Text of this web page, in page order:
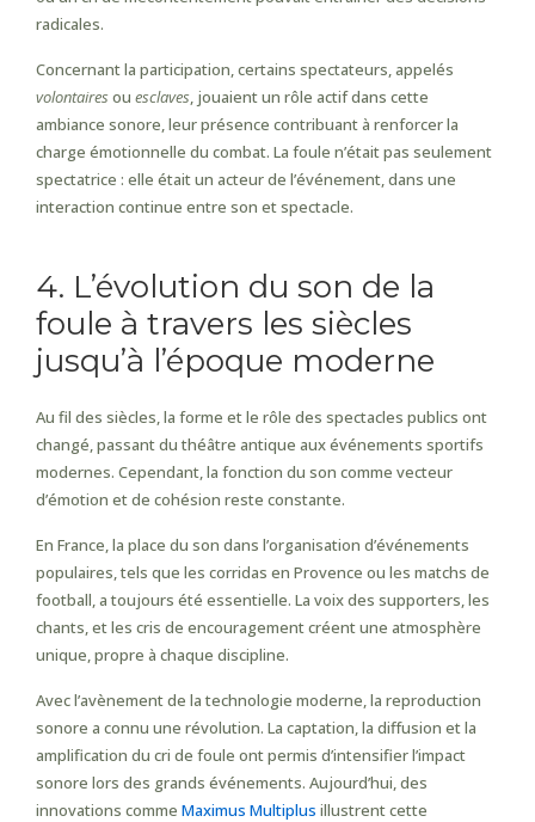
radicales.
Concernant la participation, certains spectateurs, appelés
volontaires ou esclaves, jouaient un rôle actif dans cette
ambiance sonore, leur présence contribuant à renforcer la
charge émotionnelle du combat. La foule n’était pas seulement
spectatrice : elle était un acteur de l’événement, dans une
interaction continue entre son et spectacle.
4. L’évolution du son de la
foule à travers les siècles
jusqu’à l’époque moderne
Au fil des siècles, la forme et le rôle des spectacles publics ont
changé, passant du théâtre antique aux événements sportifs
modernes. Cependant, la fonction du son comme vecteur
d’émotion et de cohésion reste constante.
En France, la place du son dans l’organisation d’événements
populaires, tels que les corridas en Provence ou les matchs de
football, a toujours été essentielle. La voix des supporters, les
chants, et les cris de encouragement créent une atmosphère
unique, propre à chaque discipline.
Avec l’avènement de la technologie moderne, la reproduction
sonore a connu une révolution. La captation, la diffusion et la
amplification du cri de foule ont permis d’intensifier l’impact
sonore lors des grands événements. Aujourd’hui, des
innovations comme Maximus Multiplus illustrent cette